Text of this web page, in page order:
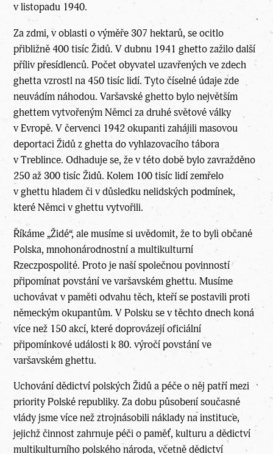
v listopadu 1940.
Za zdmi, v oblasti o výměře 307 hektarů, se ocitlo
přibližně 400 tisíc Židů. V dubnu 1941 ghetto zažilo další
příliv přesídlenců. Počet obyvatel uzavřených ve zdech
ghetta vzrostl na 450 tisíc lidí. Tyto číselné údaje zde
neuvádím náhodou. Varšavské ghetto bylo největším
ghettem vytvořeným Němci za druhé světové války
v Evropě. V červenci 1942 okupanti zahájili masovou
deportaci Židů z ghetta do vyhlazovacího tábora
v Treblince. Odhaduje se, že v této době bylo zavražděno
250 až 300 tisíc Židů. Kolem 100 tisíc lidí zemřelo
v ghettu hladem či v důsledku nelidských podmínek,
které Němci v ghettu vytvořili.
Říkáme „Židé“, ale musíme si uvědomit, že to byli občané
Polska, mnohonárodnostní a multikulturní
Rzeczpospolité. Proto je naší společnou povinností
připomínat povstání ve varšavském ghettu. Musíme
uchovávat v paměti odvahu těch, kteří se postavili proti
německým okupantům. V Polsku se v těchto dnech koná
více než 150 akcí, které doprovázejí oficiální
připomínkové události k 80. výročí povstání ve
varšavském ghettu.
Uchování dědictví polských Židů a péče o něj patří mezi
priority Polské republiky. Za dobu působení současné
vlády jsme více než ztrojnásobili náklady na instituce,
jejichž činnost zahrnuje péči o paměť, kulturu a dědictví
multikulturního polského národa, včetně dědictví